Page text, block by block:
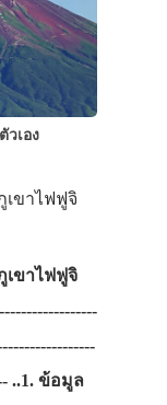
วเอง
ขาไฟฟูจิ
ขาไฟฟูจิ
..1. ข้อมูล